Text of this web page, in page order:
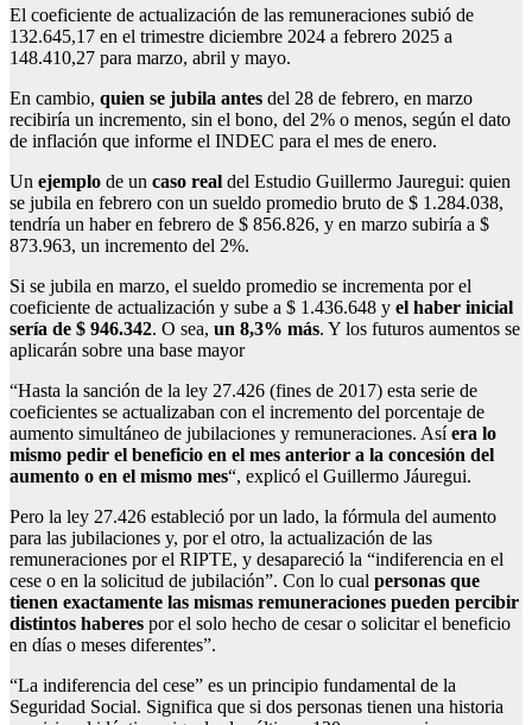
El coeficiente de actualización de las remuneraciones subió de
132.645,17 en el trimestre diciembre 2024 a febrero 2025 a
148.410,27 para marzo, abril y mayo.
En cambio, quien se jubila antes del 28 de febrero, en marzo
recibiría un incremento, sin el bono, del 2% o menos, según el dato
de inflación que informe el INDEC para el mes de enero.
Un ejemplo de un caso real del Estudio Guillermo Jauregui: quien
se jubila en febrero con un sueldo promedio bruto de $ 1.284.038,
tendría un haber en febrero de $ 856.826, y en marzo subiría a $
873.963, un incremento del 2%.
Si se jubila en marzo, el sueldo promedio se incrementa por el
coeficiente de actualización y sube a $ 1.436.648 y el haber inicial
sería de $ 946.342. O sea, un 8,3% más. Y los futuros aumentos se
aplicarán sobre una base mayor
“Hasta la sanción de la ley 27.426 (fines de 2017) esta serie de
coeficientes se actualizaban con el incremento del porcentaje de
aumento simultáneo de jubilaciones y remuneraciones. Asíera lo
mismo pedir el beneficio en el mes anterior a la concesión del
aumento o en el mismo mes“, explicó el Guillermo Jáuregui.
Pero la ley 27.426 estableció por un lado, la fórmula del aumento
para las jubilaciones y, por el otro, la actualización de las
remuneraciones por el RIPTE, y desapareció la “indiferencia en el
cese o en la solicitud de jubilación”. Con lo cual personas que
tienen exactamente las mismas remuneraciones pueden percibir
distintos haberes por el solo hecho de cesar o solicitar el beneficio
en días o meses diferentes”.
“La indiferencia del cese” es un principio fundamental de la
Seguridad Social. Significa que si dos personas tienen una historia